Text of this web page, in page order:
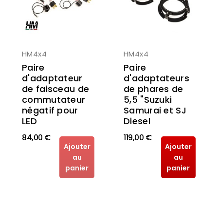
HM4x4
Paire
d'adaptateur
de faisceau de
commutateur
négatif pour
LED
84,00 €
Ajouter
au
panier
HM4x4
Paire
d'adaptateurs
de phares de
5,5 "Suzuki
Samurai et SJ
Diesel
119,00 €
Ajouter
au
panier